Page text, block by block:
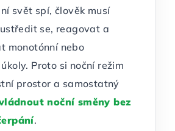
svět spí, člověk musí
se, reagovat a
monotónní nebo
Proto si noční režim
prostor a samostatný
noční směny bez
.